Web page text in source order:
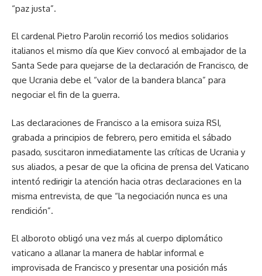
“paz justa”.
El cardenal Pietro Parolin recorrió los medios solidarios
italianos el mismo día que Kiev convocó al embajador de la
Santa Sede para quejarse de la declaración de Francisco, de
que Ucrania debe el “valor de la bandera blanca” para
negociar el fin de la guerra.
Las declaraciones de Francisco a la emisora suiza RSI,
grabada a principios de febrero, pero emitida el sábado
pasado, suscitaron inmediatamente las críticas de Ucrania y
sus aliados, a pesar de que la oficina de prensa del Vaticano
intentó redirigir la atención hacia otras declaraciones en la
misma entrevista, de que “la negociación nunca es una
rendición”.
El alboroto obligó una vez más al cuerpo diplomático
vaticano a allanar la manera de hablar informal e
improvisada de Francisco y presentar una posición más